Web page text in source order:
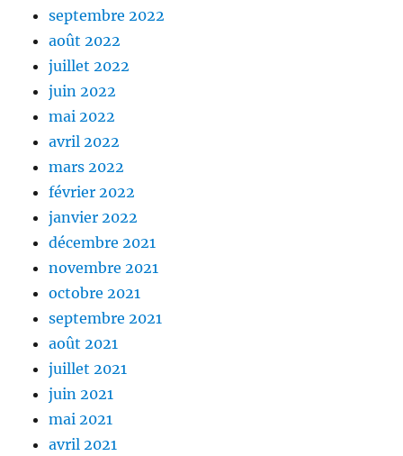
septembre 2022
août 2022
juillet 2022
juin 2022
mai 2022
avril 2022
mars 2022
février 2022
janvier 2022
décembre 2021
novembre 2021
octobre 2021
septembre 2021
août 2021
juillet 2021
juin 2021
mai 2021
avril 2021